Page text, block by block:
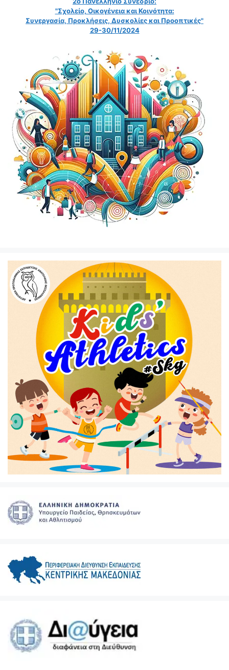
"Σχολείο, Οικογένεια και Κοινότητα:
Συνεργασία, Προκλήσεις, Δυσκολίες και Προοπτικές"
29-30/11/2024